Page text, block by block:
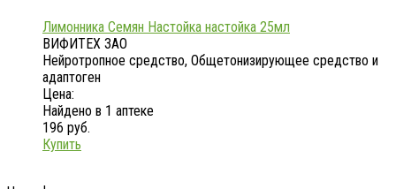
Лимонника Семян Настойка настойка 25мл
ВИФИТЕХ ЗАО
Нейротропное средство, Общетонизирующее средство и
адаптоген
Цена:
Найдено в 1 аптеке
196 руб.
Купить